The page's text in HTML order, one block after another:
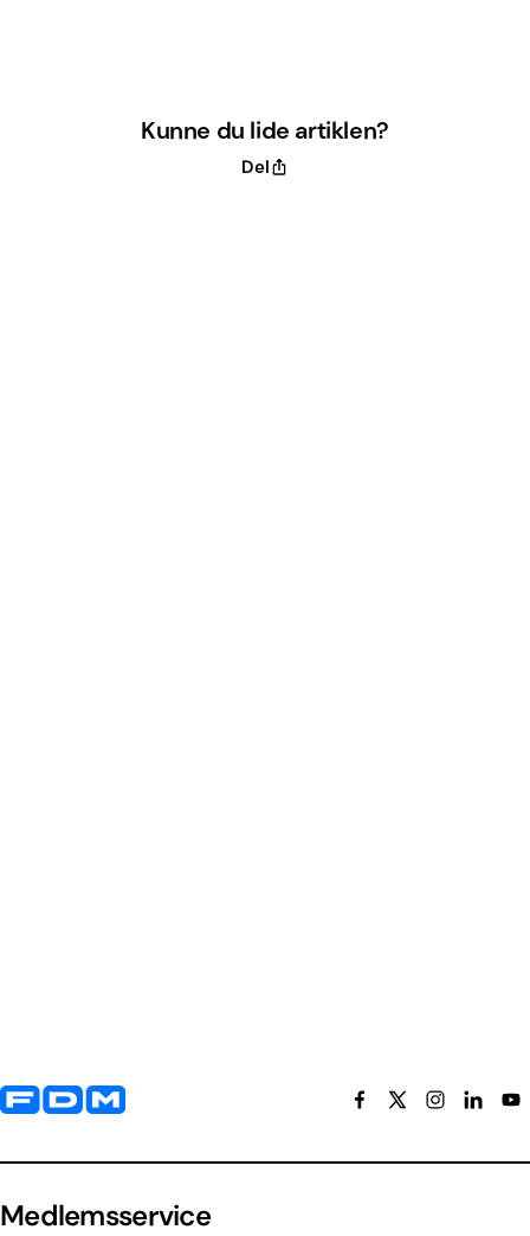
Kunne du lide artiklen?
Del
Yderligere information og kontaktoplysninger
Medlemsservice